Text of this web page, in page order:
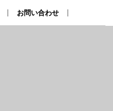
お問い合わせ